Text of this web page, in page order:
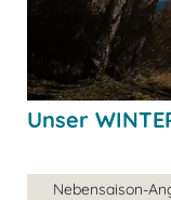
Unser
Nebensaison-